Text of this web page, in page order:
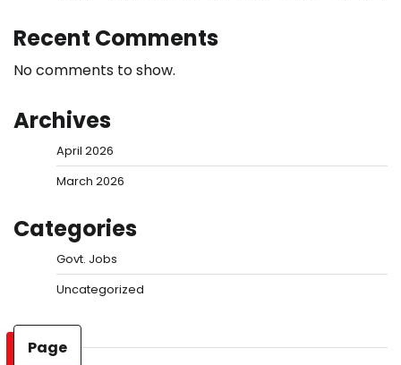
Recent Comments
No comments to show.
Archives
April 2026
March 2026
Categories
Govt. Jobs
Uncategorized
Page